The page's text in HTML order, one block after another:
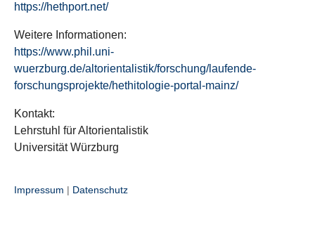
https://hethport.net/
Weitere Informationen:
https://www.phil.uni-
wuerzburg.de/altorientalistik/forschung/laufende-
forschungsprojekte/hethitologie-portal-mainz/
Kontakt:
Lehrstuhl für Altorientalistik
Universität Würzburg
Impressum | Datenschutz